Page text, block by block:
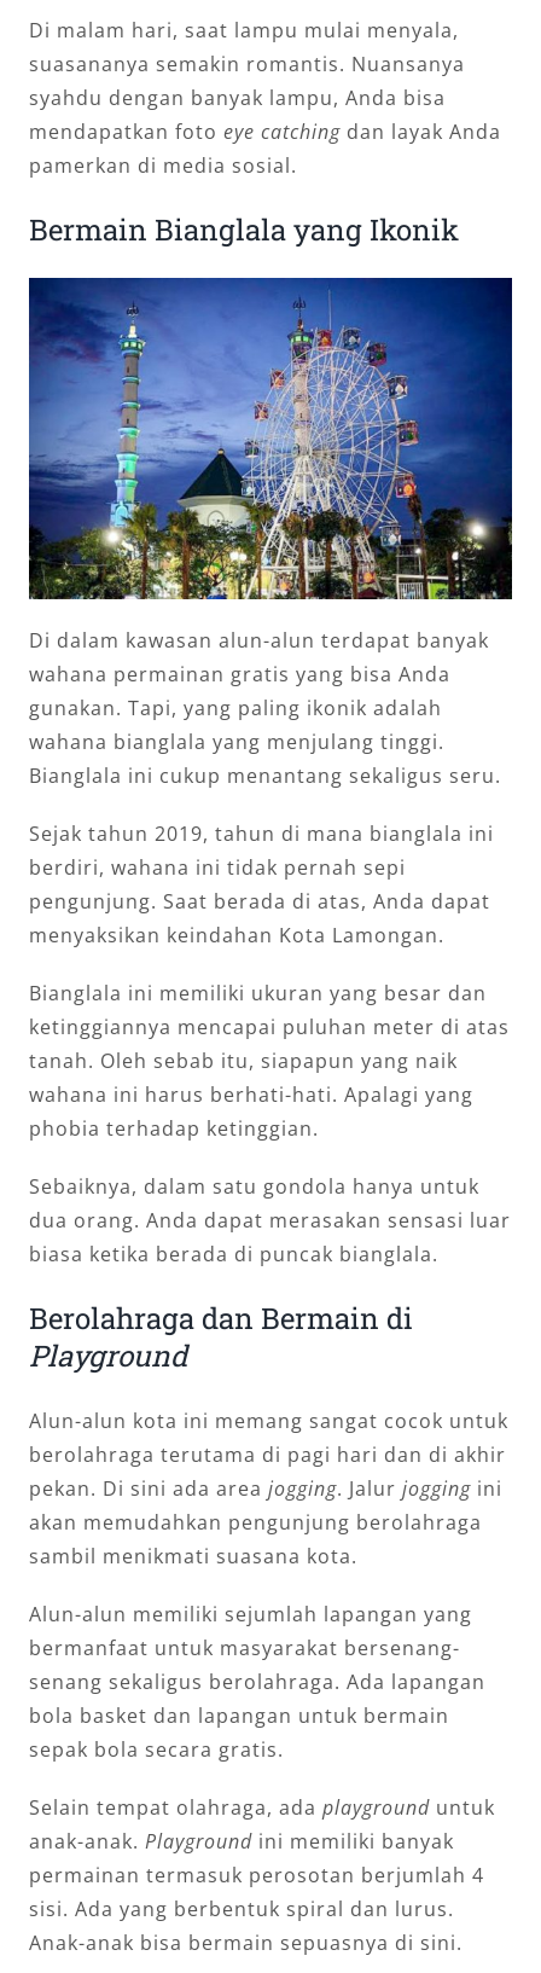
Di malam hari, saat lampu mulai menyala,
suasananya semakin romantis. Nuansanya
syahdu dengan banyak lampu, Anda bisa
mendapatkan foto eye catching dan layak Anda
pamerkan di media sosial.
Bermain Bianglala yang Ikonik
Di dalam kawasan alun-alun terdapat banyak
wahana permainan gratis yang bisa Anda
gunakan. Tapi, yang paling ikonik adalah
wahana bianglala yang menjulang tinggi.
Bianglala ini cukup menantang sekaligus seru.
Sejak tahun 2019, tahun di mana bianglala ini
berdiri, wahana ini tidak pernah sepi
pengunjung. Saat berada di atas, Anda dapat
menyaksikan keindahan Kota Lamongan.
Bianglala ini memiliki ukuran yang besar dan
ketinggiannya mencapai puluhan meter di atas
tanah. Oleh sebab itu, siapapun yang naik
wahana ini harus berhati-hati. Apalagi yang
phobia terhadap ketinggian.
Sebaiknya, dalam satu gondola hanya untuk
dua orang. Anda dapat merasakan sensasi luar
biasa ketika berada di puncak bianglala.
Berolahraga dan Bermain di
Playground
Alun-alun kota ini memang sangat cocok untuk
berolahraga terutama di pagi hari dan di akhir
pekan. Di sini ada area jogging. Jalur jogging ini
akan memudahkan pengunjung berolahraga
sambil menikmati suasana kota.
Alun-alun memiliki sejumlah lapangan yang
bermanfaat untuk masyarakat bersenang-
senang sekaligus berolahraga. Ada lapangan
bola basket dan lapangan untuk bermain
sepak bola secara gratis.
Selain tempat olahraga, ada playground untuk
anak-anak. Playground ini memiliki banyak
permainan termasuk perosotan berjumlah 4
sisi. Ada yang berbentuk spiral dan lurus.
Anak-anak bisa bermain sepuasnya di sini.